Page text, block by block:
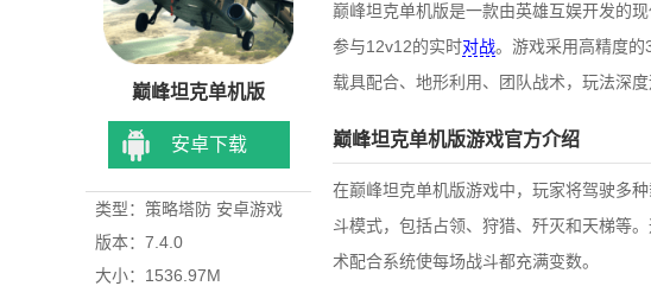
巅峰坦克单机版
安卓下载
类型：策略塔防 安卓游戏
版本：7.4.0
大小：1536.97M
巅峰坦克单机版是一款由英雄互娱开发的
参与12v12的实时对战。游戏采用高精度
载具配合、地形利用、团队战术，玩法深度
巅峰坦克单机版游戏官方介绍
在巅峰坦克单机版游戏中，玩家将驾驶多
斗模式，包括占领、狩猎、歼灭和天梯等
术配合系统使每场战斗都充满变数。